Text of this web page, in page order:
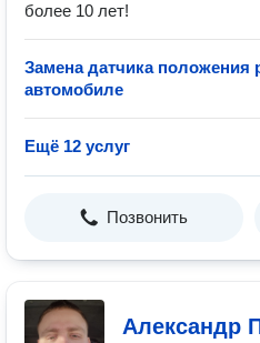
более 10 лет!
Замена датчика положения
автомобиле
Ещё 12 услуг
Позвонить
Александр